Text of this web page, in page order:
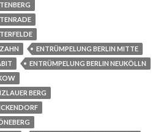
ENTRÜMPELUNG BERLIN MITTE
ENTRÜMPELUNG BERLIN NEUKÖLLN
BERG